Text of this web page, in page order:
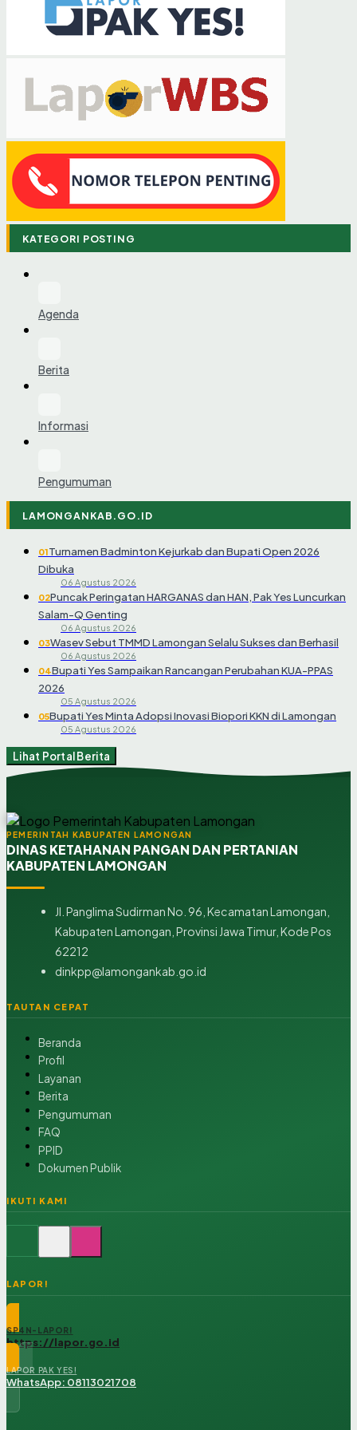
KATEGORI POSTING
Agenda
Berita
Informasi
Pengumuman
LAMONGANKAB.GO.ID
01Turnamen Badminton Kejurkab dan Bupati Open 2026
Dibuka
06 Agustus 2026
02Puncak Peringatan HARGANAS dan HAN, Pak Yes Luncurkan
Salam-Q Genting
06 Agustus 2026
03Wasev Sebut TMMD Lamongan Selalu Sukses dan Berhasil
06 Agustus 2026
04Bupati Yes Sampaikan Rancangan Perubahan KUA-PPAS
2026
05 Agustus 2026
05Bupati Yes Minta Adopsi Inovasi Biopori KKN di Lamongan
05 Agustus 2026
Lihat Portal Berita
PEMERINTAH KABUPATEN LAMONGAN
DINAS KETAHANAN PANGAN DAN PERTANIAN
KABUPATEN LAMONGAN
Jl. Panglima Sudirman No. 96, Kecamatan Lamongan,
Kabupaten Lamongan, Provinsi Jawa Timur, Kode Pos
62212
dinkpp@lamongankab.go.id
TAUTAN CEPAT
Beranda
Profil
Layanan
Berita
Pengumuman
FAQ
PPID
Dokumen Publik
IKUTI KAMI
LAPOR!
SP4N-LAPOR!
https://lapor.go.id
LAPOR PAK YES!
WhatsApp: 08113021708